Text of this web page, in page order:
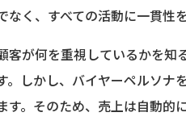
なく、すべての活動に一貫性
客が何を重視しているかを知
。しかし、バイヤーペルソ
す。そのため、売上は自動的